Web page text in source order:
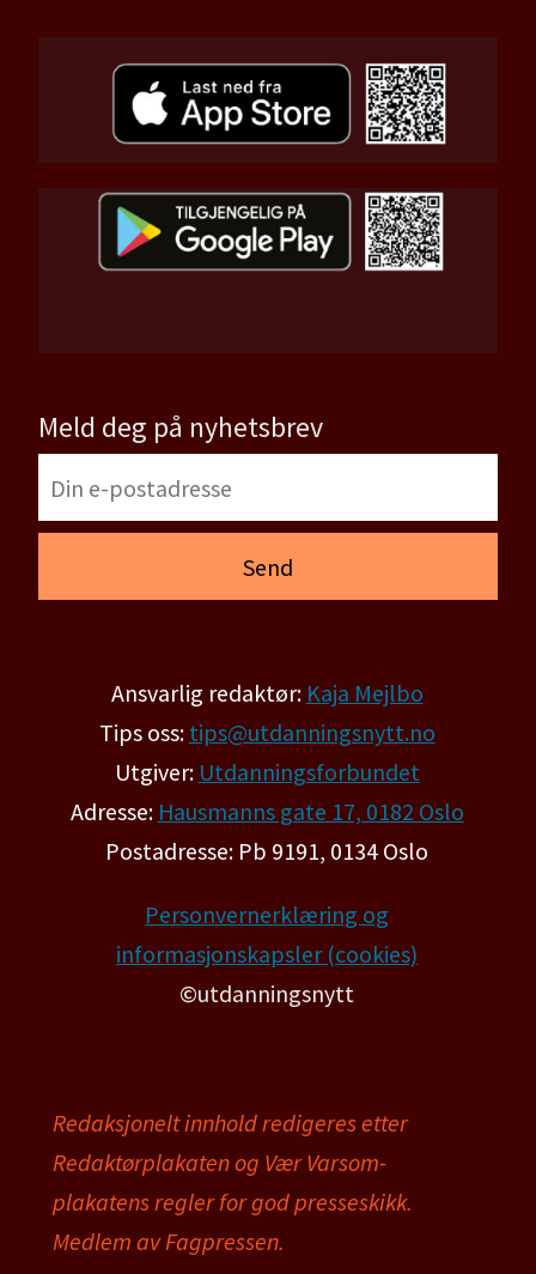
Meld deg på nyhetsbrev
Ansvarlig redaktør: Kaja Mejlbo
Tips oss: tips@utdanningsnytt.no
Utgiver: Utdanningsforbundet
Adresse: Hausmanns gate 17, 0182 Oslo
Postadresse: Pb 9191, 0134 Oslo
Personvernerklæring og
informasjonskapsler (cookies)
©utdanningsnytt
Redaksjonelt innhold redigeres etter
Redaktørplakaten og Vær Varsom-
plakatens regler for god presseskikk.
Medlem av Fagpressen.